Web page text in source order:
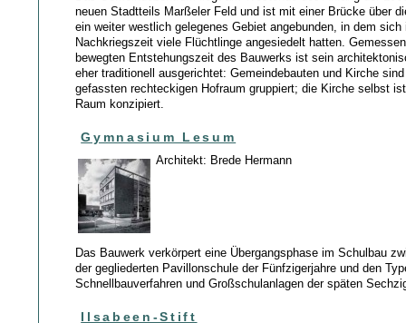
neuen Stadtteils Marßeler Feld und ist mit einer Brücke über
ein weiter westlich gelegenes Gebiet angebunden, in dem sich
Nachkriegszeit viele Flüchtlinge angesiedelt hatten.
bewegten Entstehungszeit des Bauwerks ist sein
eher traditionell ausgerichtet: Gemeindebauten und Kirche
gefassten rechteckigen Hofraum gruppiert; die Kirche selbst
Raum konzipiert.
Gymnasium Lesum
Architekt: Brede Hermann
Das Bauwerk verkörpert eine Übergangsphase im Schulbau
der gegliederten Pavillonschule der Fünfzigerjahre und den
Schnellbauverfahren und Großschulanlagen der späten
Ilsabeen-Stift